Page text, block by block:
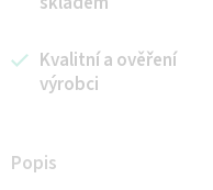
Kvalitní a ověření
výrobci
Popis